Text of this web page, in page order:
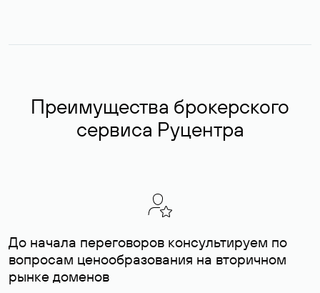
Преимущества брокерского
сервиса Руцентра
До начала переговоров консультируем по
вопросам ценообразования на вторичном
рынке доменов